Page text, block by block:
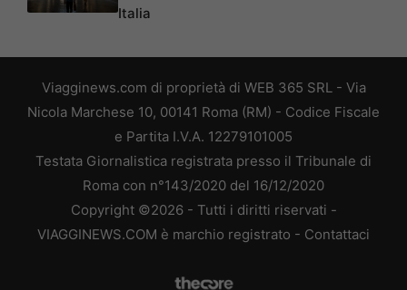
Italia
Viagginews.com di proprietà di WEB 365 SRL - Via
Nicola Marchese 10, 00141 Roma (RM) - Codice Fiscale
e Partita I.V.A. 12279101005
Testata Giornalistica registrata presso il Tribunale di
Roma con n°143/2020 del 16/12/2020
Copyright ©2026 - Tutti i diritti riservati -
VIAGGINEWS.COM è marchio registrato - Contattaci